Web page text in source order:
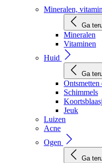
Mineralen,
Ga
Mineralen
Vitaminen
Huid
Ga
Ontsmetten
Schimmels
Jeuk
Luizen
Acne
Ogen
Ga